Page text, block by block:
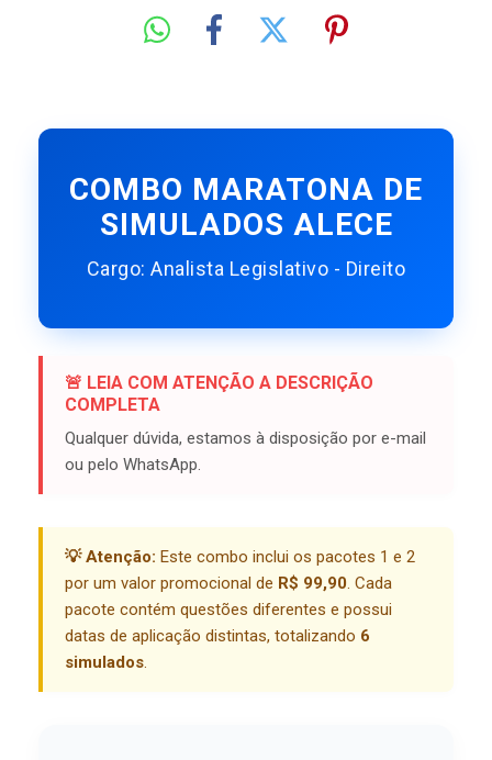
COMBO MARATONA DE
SIMULADOS ALECE
Cargo: Analista Legislativo - Direito
🚨 LEIA COM ATENÇÃO A DESCRIÇÃO
COMPLETA
Qualquer dúvida, estamos à disposição por e-mail
ou pelo WhatsApp.
💡 Atenção: Este combo inclui os pacotes 1 e 2
por um valor promocional de R$ 99,90. Cada
pacote contém questões diferentes e possui
datas de aplicação distintas, totalizando 6
simulados.